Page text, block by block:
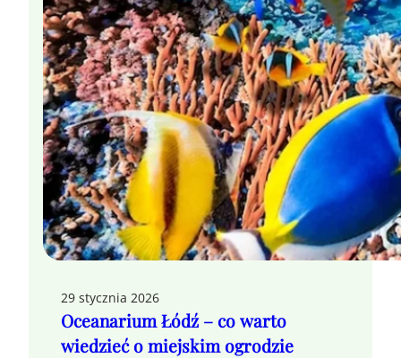
29 stycznia 2026
Oceanarium Łódź – co warto
wiedzieć o miejskim ogrodzie